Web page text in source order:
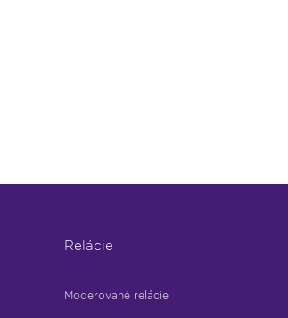
Relácie
Moderované relácie